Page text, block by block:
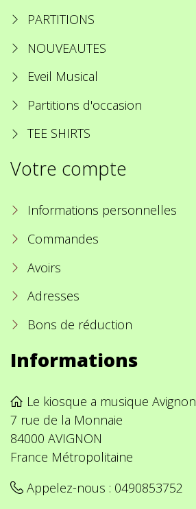
PARTITIONS
NOUVEAUTES
Eveil Musical
Partitions d'occasion
TEE SHIRTS
Votre compte
Informations personnelles
Commandes
Avoirs
Adresses
Bons de réduction
Informations
Le kiosque a musique Avignon
7 rue de la Monnaie
84000 AVIGNON
France Métropolitaine
Appelez-nous : 0490853752